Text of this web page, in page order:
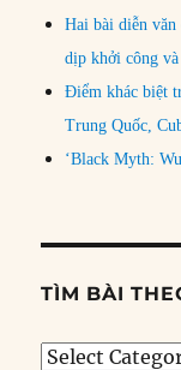
Hai bài diễn
dịp khởi công
Điểm khác biệt
Trung Quốc,
‘Black Myth:
TÌM BÀI
Tìm